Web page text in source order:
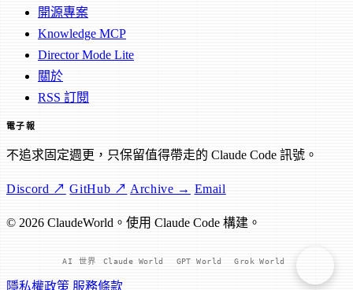
開源專案
Knowledge MCP
Director Mode Lite
關於
RSS 訂閱
電子報
不追求固定週更，只保留值得帶走的 Claude Code 訊號。
Discord ↗ GitHub ↗ Archive → Email
© 2026 ClaudeWorld。使用 Claude Code 構建。
AI 世界 Claude World GPT World Grok World
隱私權政策 服務條款